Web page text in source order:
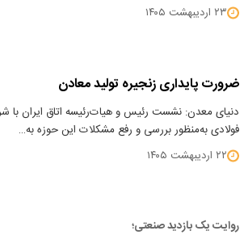
۲۳ اردیبهشت ۱۴۰۵
ضرورت پایداری زنجیره تولید معادن
دنیای معدن: نشست رئیس و هیات‌رئیسه اتاق ایران با
فولادی به‌منظور بررسی و رفع مشکلات این حوزه به…
۲۲ اردیبهشت ۱۴۰۵
روایت یک بازدید صنعتی؛